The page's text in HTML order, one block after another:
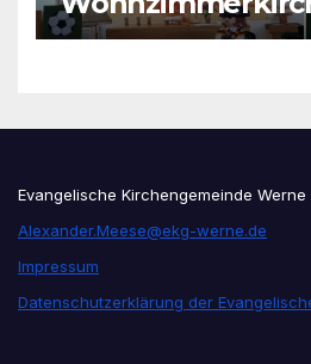
unseren Konfis
Evangelische Kirchengemeinde Werne
Alexander.Meese@ekg-werne.de
Impressum
Datenschutzerklärung der